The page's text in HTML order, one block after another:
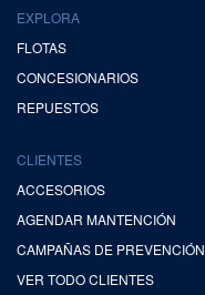
EXPLORA
FLOTAS
CONCESIONARIOS
REPUESTOS
CLIENTES
ACCESORIOS
AGENDAR MANTENCIÓN
CAMPAÑAS DE PREVENCIÓN
VER TODO CLIENTES